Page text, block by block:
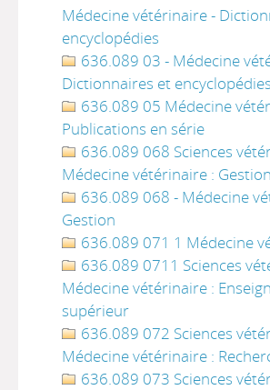
Médecine vétérinaire -
encyclopédies
636.089 03 - Médecine
Dictionnaires et encyclopédies
636.089 05 Médecine
Publications en série
636.089 068 Sciences
Médecine vétérinaire : Gestion
636.089 068 - Médecine
Gestion
636.089 071 1 Médecine
636.089 0711 Sciences
Médecine vétérinaire :
supérieur
636.089 072 Sciences
Médecine vétérinaire :
636.089 073 Sciences